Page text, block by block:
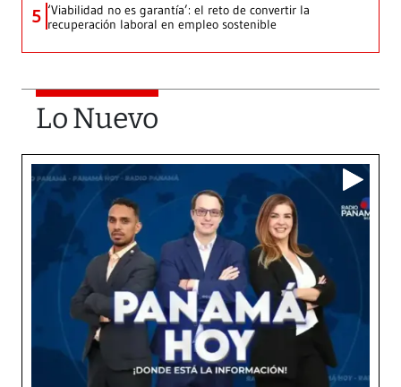
5 ‘Viabilidad no es garantía’: el reto de convertir la
recuperación laboral en empleo sostenible
Lo Nuevo